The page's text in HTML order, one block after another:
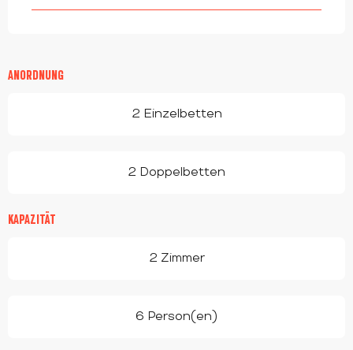
ANORDNUNG
2 Einzelbetten
2 Doppelbetten
KAPAZITÄT
2 Zimmer
6 Person(en)